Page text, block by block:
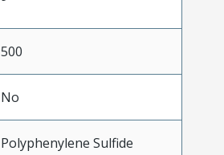
500
No
Polyphenylene Sulfide